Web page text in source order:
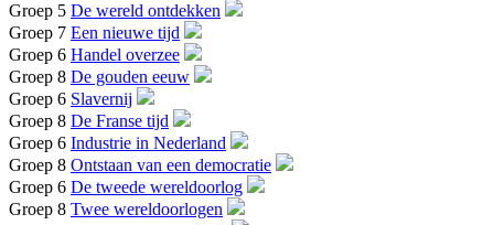
Groep 5 De wereld ontdekken
Groep 7 Een nieuwe tijd
Groep 6 Handel overzee
Groep 8 De gouden eeuw
Groep 6 Slavernij
Groep 8 De Franse tijd
Groep 6 Industrie in Nederland
Groep 8 Ontstaan van een democratie
Groep 6 De tweede wereldoorlog
Groep 8 Twee wereldoorlogen